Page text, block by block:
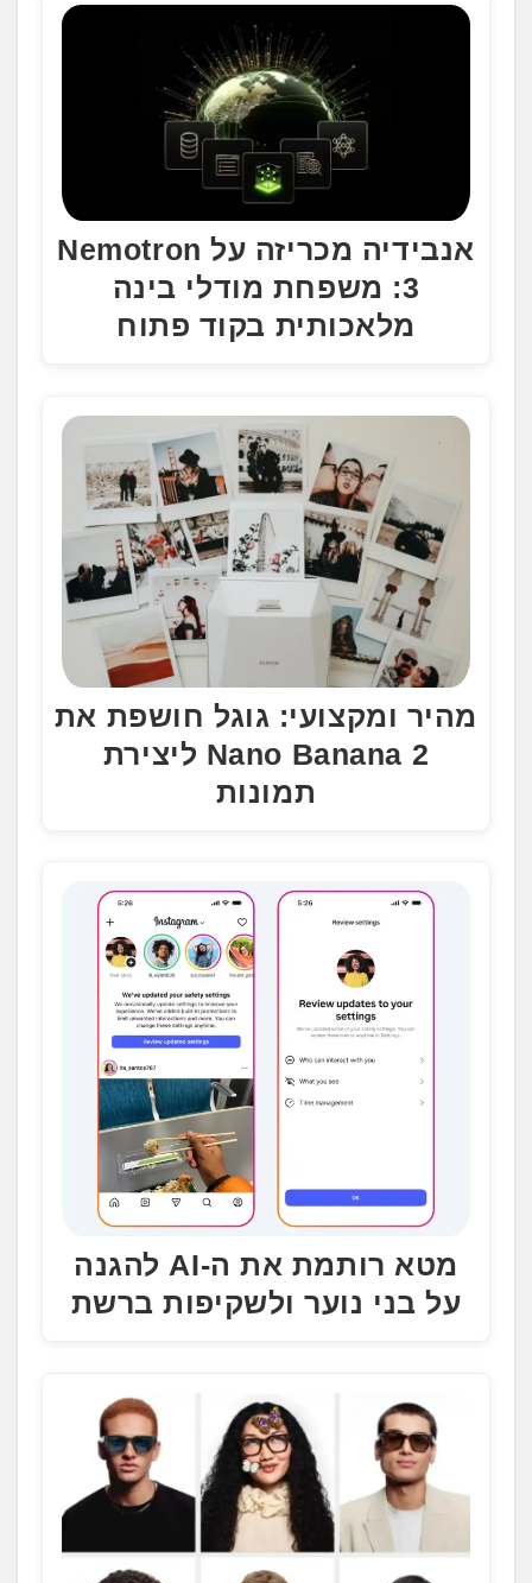
.
אנבידיה מכריזה על Nemotron
3: משפחת מודלי בינה
מלאכותית בקוד פתוח
מהיר ומקצועי: גוגל חושפת את
Nano Banana 2 ליצירת
תמונות
מטא רותמת את ה-AI להגנה
על בני נוער ולשקיפות ברשת